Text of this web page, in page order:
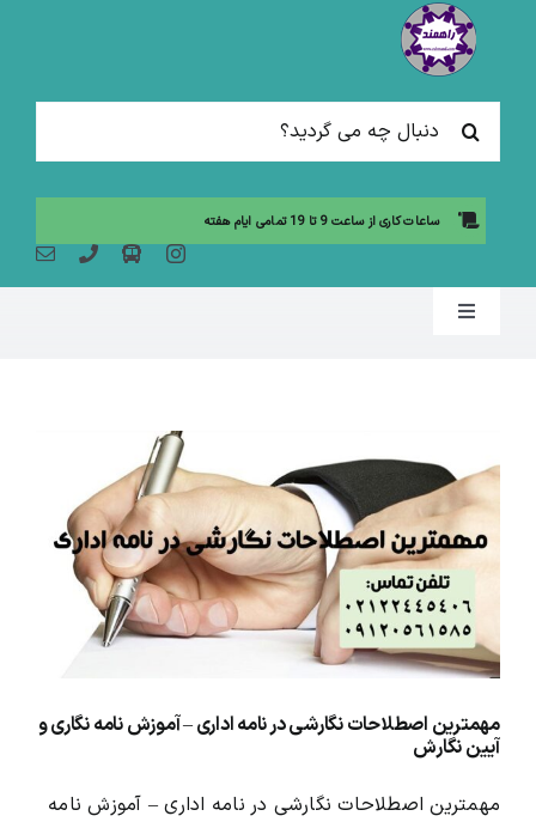
جستجو
برای:
ساعات کاری از ساعت 9 تا 19 تمامی ایام هفته
Toggle
مقالات آموزشی
آموزش حضوری (لیست دوره ها)
محصولات و بسته های آموزشیVIP
مهمترین اصطلاحات نگارشی در نامه اداری – آموزش نامه نگاری و
آیین نگارش
مهمترین اصطلاحات نگارشی در نامه اداری – آموزش نامه